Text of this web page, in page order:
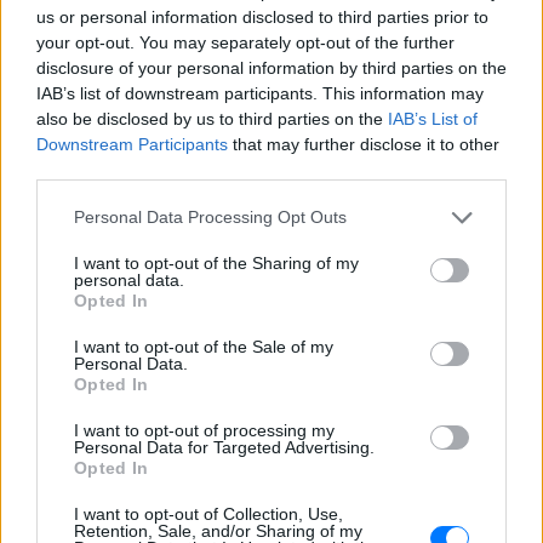
us or personal information disclosed to third parties prior to
your opt-out. You may separately opt-out of the further
disclosure of your personal information by third parties on the
IAB’s list of downstream participants. This information may
also be disclosed by us to third parties on the IAB’s List of
Downstream Participants that may further disclose it to other
Personal Data Processing Opt Outs
I want to opt-out of the Sharing of my
personal data.
Opted In
I want to opt-out of the Sale of my
Personal Data.
Opted In
I want to opt-out of processing my
Personal Data for Targeted Advertising.
Opted In
I want to opt-out of Collection, Use,
Retention, Sale, and/or Sharing of my
Πού εξαφανίστηκε η Dido; Η
τραγουδίστρια που πούλησε 40
εκ. δίσκους άφησε τη δόξα και
άλλαξε ζωή
ΠΡΙΝ 7 ΏΡΕΣ
Με επιτυχίες όπως τα «Thank You»,
της με τον Eminem στο «Stan», η Dido
των 00s
Η πιο δύσκολη στιγμή στη ζωή
του Barack Obama δεν συνέβη
ΠΡΙΝ 7 ΏΡΕΣ
«Δεν θα το ξεχάσω όσο ζω»: Η
της Αγγελικής Ηλιάδη για τη
στιγμή που είδε τον Ιησού